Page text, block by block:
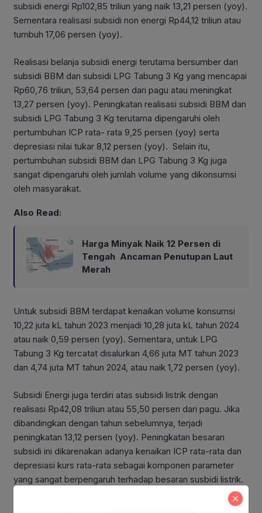
subsidi energi Rp102,85 triliun yang naik 13,21 persen (yoy).
Sementara realisasi subsidi non energi Rp44,12 triliun atau
tumbuh 17,06 persen (yoy).
Realisasi belanja subsidi energi terutama bersumber dari
subsidi BBM dan subsidi LPG Tabung 3 Kg yang mencapai
Rp60,76 triliun, 53,64 persen dari pagu atau meningkat
13,27 persen (yoy). Peningkatan realisasi subsidi BBM dan
subsidi LPG Tabung 3 Kg terutama dipengaruhi oleh
pertumbuhan ICP rata- rata 9,25 persen (yoy) serta
depresiasi nilai tukar 8,12 persen (yoy). Selain itu,
pertumbuhan subsidi BBM dan LPG Tabung 3 Kg juga
sangat dipengaruhi oleh jumlah volume yang dikonsumsi
oleh masyarakat.
Also Read:
Harga Minyak Naik 12 Persen di
Tengah Ancaman Penutupan Laut
Merah
Untuk subsidi BBM terdapat kenaikan volume konsumsi
10,22 juta kL tahun 2023 menjadi 10,28 juta kL tahun 2024
atau naik 0,59 persen (yoy). Sementara, untuk LPG
Tabung 3 Kg tercatat disalurkan 4,66 juta MT tahun 2023
dan 4,74 juta MT tahun 2024, atau naik 1,72 persen (yoy).
Subsidi Energi juga terdiri atas subsidi listrik dengan
realisasi Rp42,08 triliun atau 55,50 persen dari pagu. Jika
dibandingkan dengan tahun sebelumnya, terjadi
peningkatan 13,12 persen (yoy). Peningkatan besaran
subsidi ini dikarenakan adanya kenaikan ICP rata-rata dan
depresiasi kurs rata-rata sebagai komponen parameter
yang sangat berpengaruh terhadap besaran susbidi listrik.